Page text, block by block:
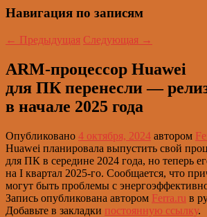
Навигация по записям
← Предыдущая Следующая →
ARM-процессор Huawei
для ПК перенесли —
в начале 2025 года
Опубликовано 4 октября, 2024 автором
Huawei планировала выпустить свой
для ПК в середине 2024 года, но теперь
на I квартал 2025-го. Сообщается, что
могут быть проблемы с
Запись опубликована автором Ferra.ru в
Добавьте в закладки постоянную ссылку.